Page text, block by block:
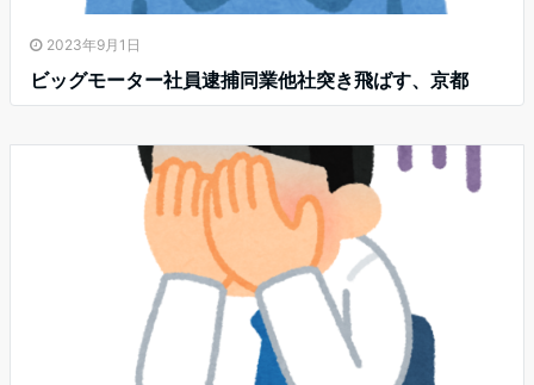
2023年9月1日
ビッグモーター社員逮捕同業他社突き飛ばす、京都